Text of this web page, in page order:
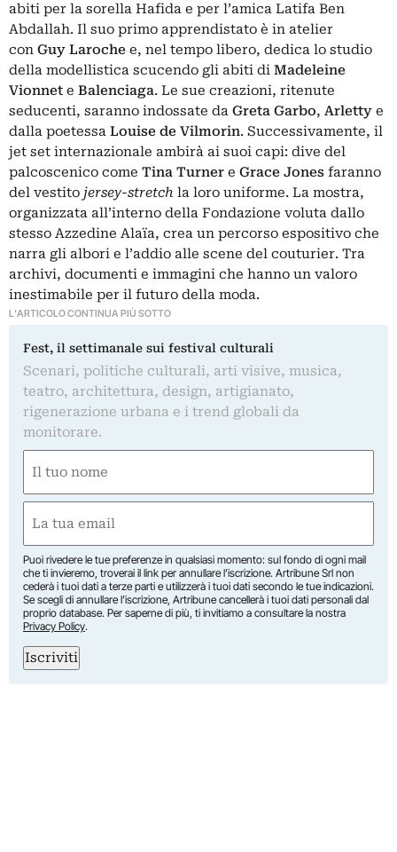
abiti per la sorella Hafida e per l’amica Latifa Ben
Abdallah. Il suo primo apprendistato è in atelier
con Guy Laroche e, nel tempo libero, dedica lo studio
della modellistica scucendo gli abiti di Madeleine
Vionnet e Balenciaga. Le sue creazioni, ritenute
seducenti, saranno indossate da Greta Garbo, Arletty e
dalla poetessa Louise de Vilmorin. Successivamente, il
jet set internazionale ambirà ai suoi capi: dive del
palcoscenico come Tina Turner e Grace Jones faranno
del vestito jersey-stretch la loro uniforme. La mostra,
organizzata all’interno della Fondazione voluta dallo
stesso Azzedine Alaïa, crea un percorso espositivo che
narra gli albori e l’addio alle scene del couturier. Tra
archivi, documenti e immagini che hanno un valoro
inestimabile per il futuro della moda.
L'ARTICOLO CONTINUA PIÙ SOTTO
Fest, il settimanale sui festival culturali
Scenari, politiche culturali, arti visive, musica,
teatro, architettura, design, artigianato,
rigenerazione urbana e i trend globali da
monitorare.
(Obbligatorio)
Nome
(Obbligatorio)
Puoi rivedere le tue preferenze in qualsiasi momento: sul fondo di ogni mail
che ti invieremo, troverai il link per annullare l’iscrizione. Artribune Srl non
cederà i tuoi dati a terze parti e utilizzerà i tuoi dati secondo le tue indicazioni.
Se scegli di annullare l’iscrizione, Artribune cancellerà i tuoi dati personali dal
proprio database. Per saperne di più, ti invitiamo a consultare la nostra
Privacy Policy.
Iscriviti